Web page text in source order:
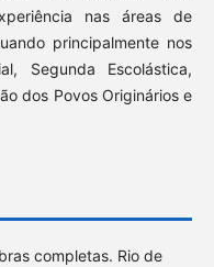
nas áreas de
principalmente nos
Segunda Escolástica,
dos Povos Originários e
completas. Rio de